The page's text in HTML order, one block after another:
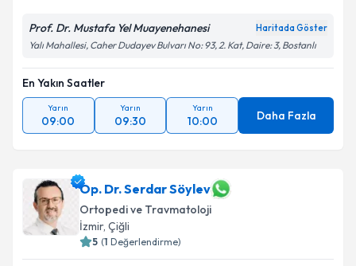
Prof. Dr. Mustafa Yel Muayenehanesi Haritada Göster
Yalı Mahallesi, Caher Dudayev Bulvarı No: 93, 2. Kat, Daire: 3, Bostanlı
En Yakın Saatler
Yarın
09:00
Yarın
09:30
Yarın
10:00 Daha Fazla
Op. Dr. Serdar Söylev
Ortopedi ve Travmatoloji
İzmir, Çiğli
5 (1 Değerlendirme)